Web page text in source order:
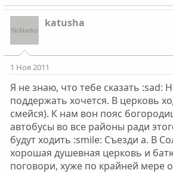
katusha
1 Ноя 2011
Я не знаю, что тебе сказать :sad:
поддержать хочется. В церковь
смейся). К нам вон пояс
автобусы во все районы ради
будут ходить :smile: Съезди а. В
хорошая душевная церковь и
поговори, хуже по крайней мере